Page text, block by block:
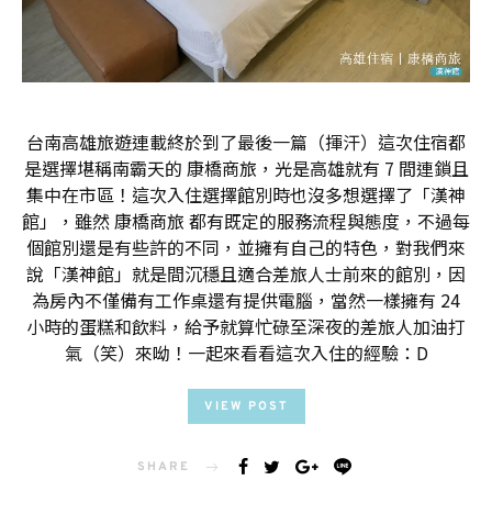
台南高雄旅遊連載終於到了最後一篇（揮汗）這次住宿都
是選擇堪稱南霸天的 康橋商旅，光是高雄就有 7 間連鎖且
集中在市區！這次入住選擇館別時也沒多想選擇了「漢神
館」，雖然 康橋商旅 都有既定的服務流程與態度，不過每
個館別還是有些許的不同，並擁有自己的特色，對我們來
說「漢神館」就是間沉穩且適合差旅人士前來的館別，因
為房內不僅備有工作桌還有提供電腦，當然一樣擁有 24
小時的蛋糕和飲料，給予就算忙碌至深夜的差旅人加油打
氣（笑）來呦！一起來看看這次入住的經驗：D
VIEW POST
SHARE